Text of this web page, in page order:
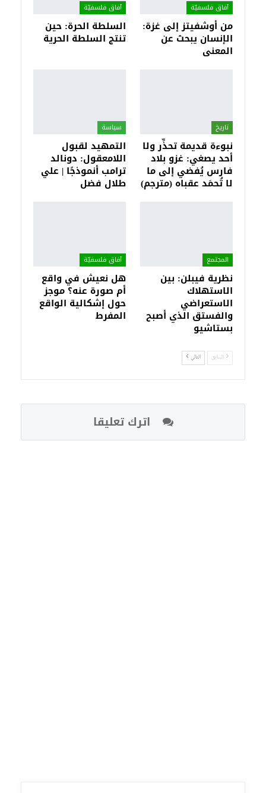
آفاق فلسفيّة‎
من أوشفيتز إلى غزة:
الإنسان يبحث عن
المعنى
آفاق فلسفيّة‎
السلطة الحرة: حين
تنتج السلطة الحرية
تاريخ
نبوءة قديمة تحذِّر ولا
أحد يصغي: غزو بلاد
فارس يُفضي إلى ما
لا تُحمَد عقباه (مترجم)
سياسة
التمهيد لقبول
اللامعقول: دونالد
ترامب أنموذجًا | علي
طلال فضل
المجتمع
نظرية فيبلن: بين
الاستهلاك
الاستعراضي
والفستق الذي أصبح
بستاشيو
آفاق فلسفيّة‎
هل نعيش في واقع
أم صورة عنه؟ موجز
حول إشكالية الواقع
المفرط
السابق التالي
اترك تعليقا